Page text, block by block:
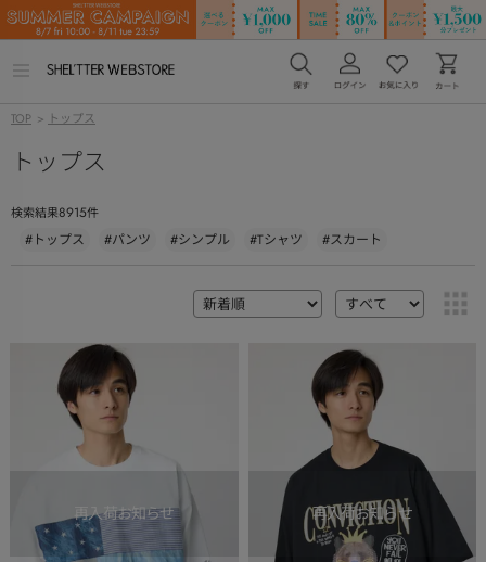
ー
開
く
TOP > トップス
トップス
検索結果8915件
#トップス #パンツ #シンプル #Tシャツ #スカート